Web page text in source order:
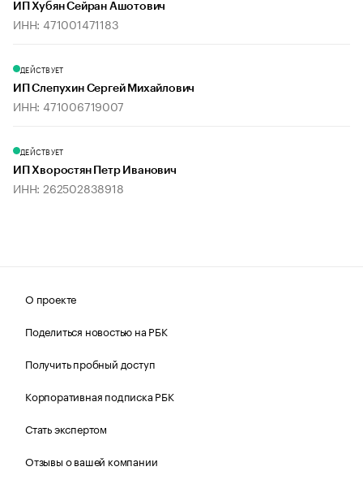
ИП Хубян Сейран Ашотович
ИНН: 471001471183
ДЕЙСТВУЕТ
ИП Слепухин Сергей Михайлович
ИНН: 471006719007
ДЕЙСТВУЕТ
ИП Хворостян Петр Иванович
ИНН: 262502838918
О проекте
Поделиться новостью на РБК
Получить пробный доступ
Корпоративная подписка РБК
Стать экспертом
Отзывы о вашей компании